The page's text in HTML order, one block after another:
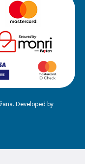
Developed by